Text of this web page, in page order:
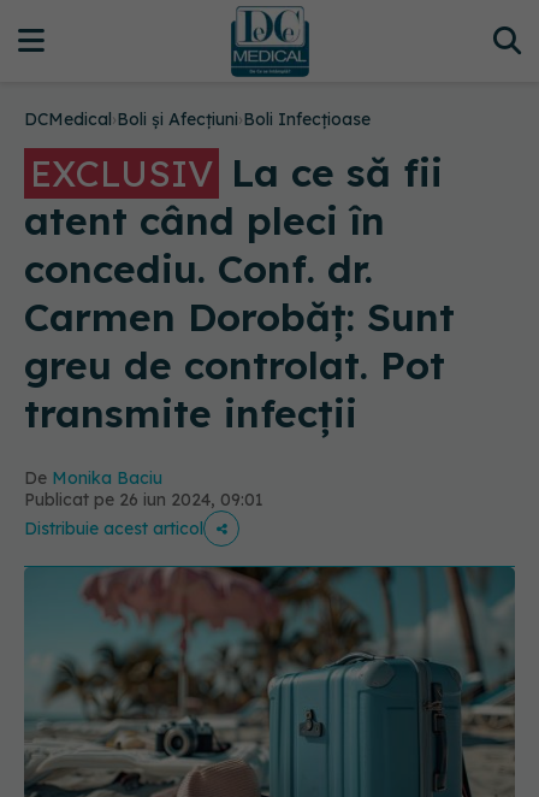
DCMedical›Boli și Afecțiuni›Boli Infecțioase
EXCLUSIV La ce să fii
atent când pleci în
concediu. Conf. dr.
Carmen Dorobăț: Sunt
greu de controlat. Pot
transmite infecții
De Monika Baciu
Publicat pe 26 iun 2024, 09:01
Distribuie acest articol